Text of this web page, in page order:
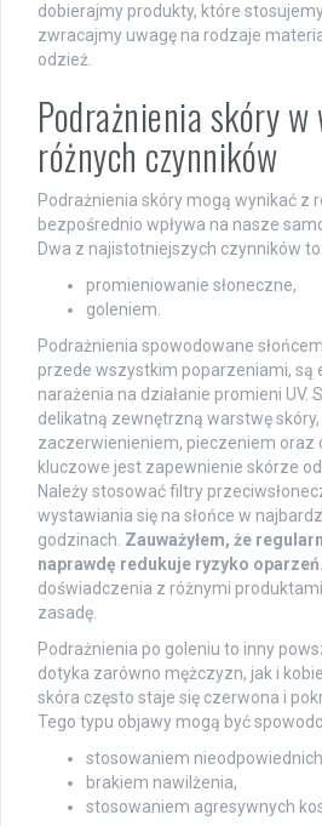
dobierajmy produkty, które
zwracajmy uwagę na rodzaje
odzież.
Podrażnienia skóry
różnych czynników
Podrażnienia skóry mogą wynikać z
bezpośrednio wpływa na nasze
Dwa z najistotniejszych czynników to:
promieniowanie słoneczne,
goleniem.
Podrażnienia spowodowane
przede wszystkim poparzeniami, są
narażenia na działanie promieni UV.
delikatną zewnętrzną warstwę
zaczerwienieniem, pieczeniem oraz
kluczowe jest zapewnienie skórze
Należy stosować filtry
wystawiania się na słońce w
godzinach. Zauważyłem, że
naprawdę redukuje ryzyko oparzeń.
doświadczenia z różnymi
zasadę.
Podrażnienia po goleniu to inny
dotyka zarówno mężczyzn, jak i
skóra często staje się czerwona i
Tego typu objawy mogą być
stosowaniem
brakiem nawilżenia,
stosowaniem agresywnych